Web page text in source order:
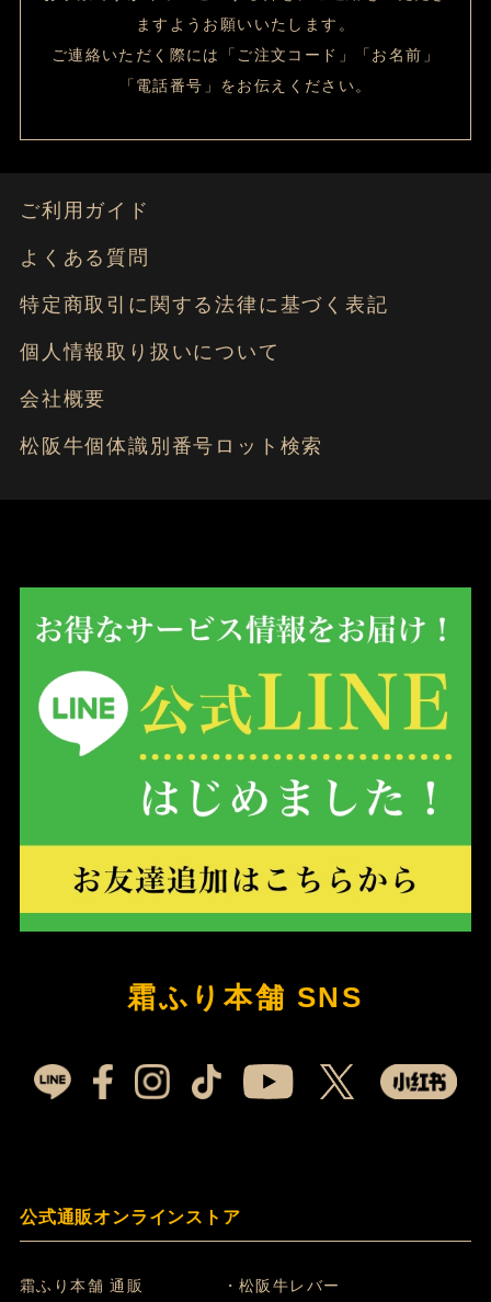
ますようお願いいたします。
ご連絡いただく際には「ご注文コード」「お名前」
「電話番号」をお伝えください。
ご利用ガイド
よくある質問
特定商取引に関する法律に基づく表記
個人情報取り扱いについて
会社概要
松阪牛個体識別番号ロット検索
霜ふり本舗 SNS
公式通販オンラインストア
霜ふり本舗 通販 ・松阪牛レバー